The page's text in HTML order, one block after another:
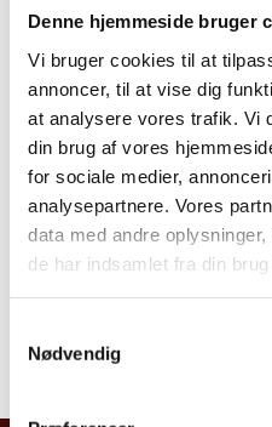
Denne hjemmeside bruger
Vi bruger cookies til at
annoncer, til at vise dig
at analysere vores trafik. Vi
din brug af vores
for sociale medier,
analysepartnere. Vores
data med andre
de har indsamlet fra din
t
Nødvendig
Borgerservice kan ikke
med fast bopæl i
økonomiske problemer på
Dette gælder også i
billet tilbage til Danmark,
advokatbistand etc.
Danske borgere er altid
til en af vore
kontaktdetaljer på de
venligst menuen "Kontakt"
Os". For kontaktdetajler
menuen "Konsulater "